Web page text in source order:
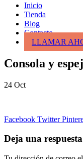
Inicio
Tienda
Blog
Contacto
LLAMAR
Consola y
24 Oct
Facebook Twitter
Deja una respuesta